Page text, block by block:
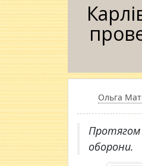
Ольга
​Протягом
оборони.